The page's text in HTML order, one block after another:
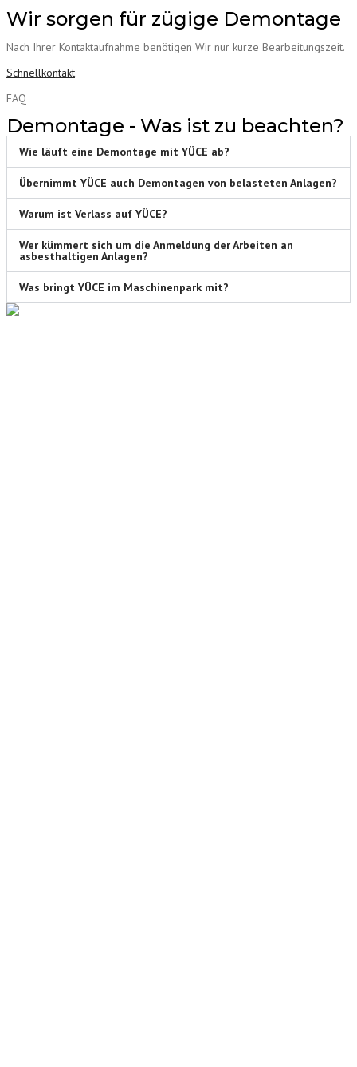
Wir sorgen für zügige Demontage
Nach Ihrer Kontaktaufnahme benötigen Wir nur kurze Bearbeitungszeit.
Schnellkontakt
FAQ
Demontage - Was ist zu beachten?
Wie läuft eine Demontage mit YÜCE ab?
Übernimmt YÜCE auch Demontagen von belasteten Anlagen?
Warum ist Verlass auf YÜCE?
Wer kümmert sich um die Anmeldung der Arbeiten an
asbesthaltigen Anlagen?
Was bringt YÜCE im Maschinenpark mit?